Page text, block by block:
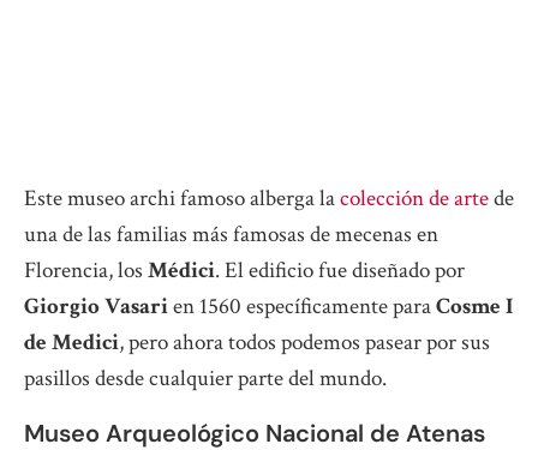
Este museo archi famoso alberga lacolección de artede
una de las familias más famosas de mecenas en
Florencia, los Médici. El edificio fue diseñado por
Giorgio Vasarien 1560 específicamente paraCosme I
de Medici, pero ahora todos podemos pasear por sus
pasillos desde cualquier parte del mundo.
Museo Arqueológico Nacional de Atenas